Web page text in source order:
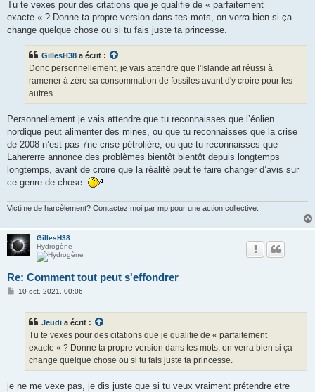
Tu te vexes pour des citations que je qualifie de « parfaitement
exacte « ? Donne ta propre version dans tes mots, on verra bien si ça
change quelque chose ou si tu fais juste ta princesse.
GillesH38 a écrit :
Donc personnellement, je vais attendre que l'Islande ait réussi à
ramener à zéro sa consommation de fossiles avant d'y croire pour les
autres ....
Personnellement je vais attendre que tu reconnaisses que l’éolien
nordique peut alimenter des mines, ou que tu reconnaisses que la crise
de 2008 n’est pas 7ne crise pétrolière, ou que tu reconnaisses que
Lahererre annonce des problèmes bientôt bientôt depuis longtemps
longtemps, avant de croire que la réalité peut te faire changer d’avis sur
ce genre de chose.
Victime de harcèlement? Contactez moi par mp pour une action collective.
GillesH38
Hydrogène
Re: Comment tout peut s'effondrer
M10 oct. 2021, 00:06
Jeudi a écrit :
Tu te vexes pour des citations que je qualifie de « parfaitement
exacte « ? Donne ta propre version dans tes mots, on verra bien si ça
change quelque chose ou si tu fais juste ta princesse.
je ne me vexe pas, je dis juste que si tu veux vraiment prétendre etre